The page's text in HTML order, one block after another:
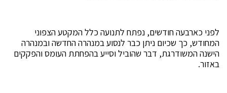
לפני כארבעה חודשים, נפתח לתנועה כלל המקטע הצפוני
המחודש, כך שכיום ניתן כבר לנסוע במנהרה החדשה ובמנהרה
הישנה המשודרגת, דבר שהוביל וסייע בהפחתת העומס והפקקים
באזור.